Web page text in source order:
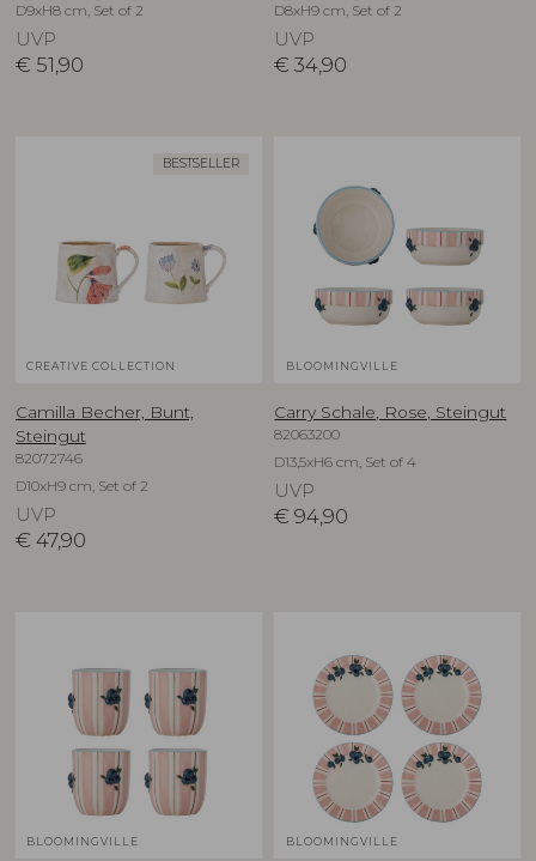
D9xH8 cm, Set of 2
UVP
€ 51,90
D8xH9 cm, Set of 2
UVP
€ 34,90
BESTSELLER
CREATIVE COLLECTION
Camilla Becher, Bunt,
Steingut
82072746
D10xH9 cm, Set of 2
UVP
€ 47,90
BLOOMINGVILLE
Carry Schale, Rose, Steingut
82063200
D13,5xH6 cm, Set of 4
UVP
€ 94,90
BLOOMINGVILLE BLOOMINGVILLE